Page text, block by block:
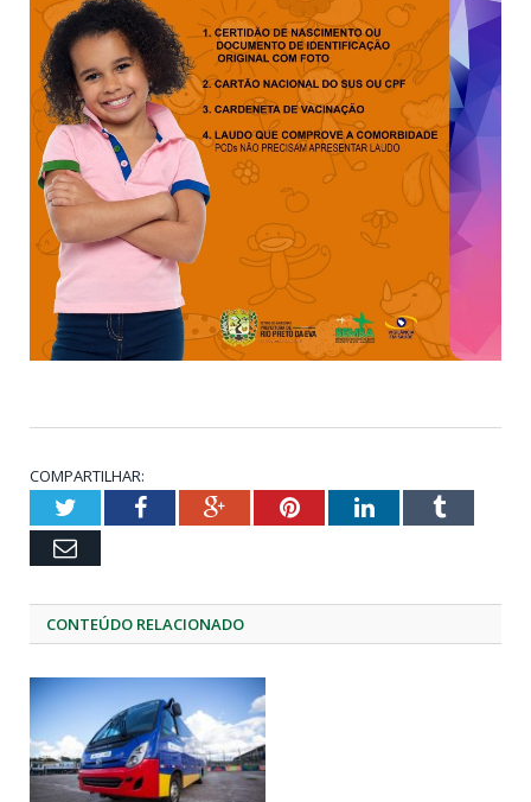
COMPARTILHAR:
TwitterFacebookGoogle+PinterestLinkedInTumblr
Email
CONTEÚDO RELACIONADO